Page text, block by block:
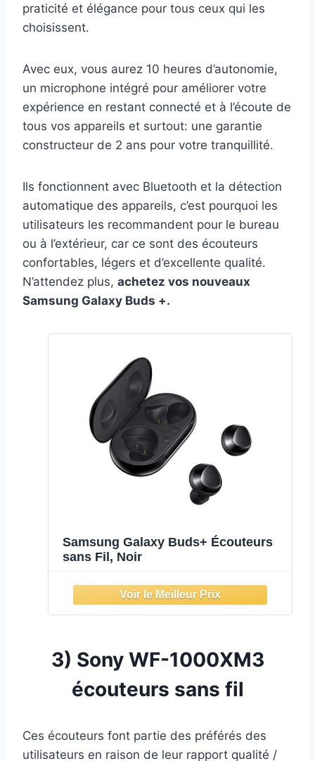
praticité et élégance pour tous ceux qui les
choisissent.
Avec eux, vous aurez 10 heures d’autonomie,
un microphone intégré pour améliorer votre
expérience en restant connecté et à l’écoute de
tous vos appareils et surtout: une garantie
constructeur de 2 ans pour votre tranquillité.
Ils fonctionnent avec Bluetooth et la détection
automatique des appareils, c’est pourquoi les
utilisateurs les recommandent pour le bureau
ou à l’extérieur, car ce sont des écouteurs
confortables, légers et d’excellente qualité.
N’attendez plus, achetez vos nouveaux
Samsung Galaxy Buds +.
Samsung Galaxy Buds+ Écouteurs
sans Fil, Noir
3) Sony WF-1000XM3
écouteurs sans fil
Ces écouteurs font partie des préférés des
utilisateurs en raison de leur rapport qualité /